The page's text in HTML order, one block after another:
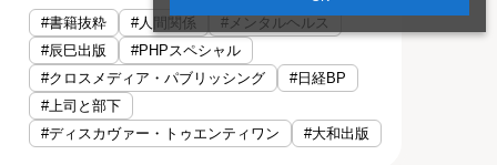
#書籍抜粋 #人間関係
#メンタルヘルス
#辰巳出版
#PHPスペシャル
#クロスメディア・パブリッシング
#日経BP
#上司と部下
#ディスカヴァー・トゥエンティワン
#大和出版